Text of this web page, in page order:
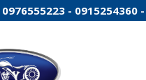
0976555223 - 0915254360